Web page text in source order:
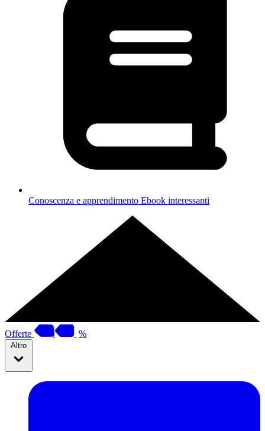
Conoscenza e apprendimento Ebook interessanti
Offerte %
Altro